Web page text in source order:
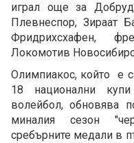
играл още за
Плевнеспор, Зираат
Фридрихсхафен,
Локомотив
Олимпиакос, който е
18 национални
волейбол, обновява
миналия сезон
сребърните медали в